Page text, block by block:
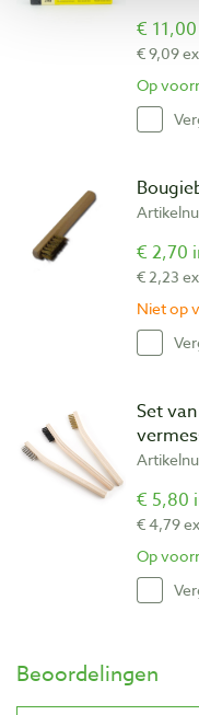
€
€ 9,09
Op
€ 2,70
€ 2,23
Niet op
Set
€ 5,80
€ 4,79
Op
Beoordelingen